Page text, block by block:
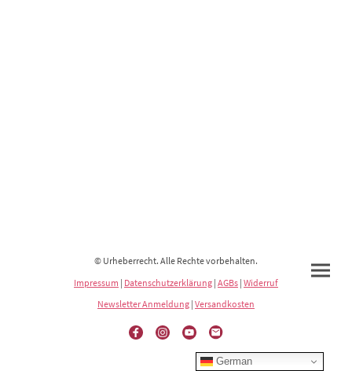
© Urheberrecht. Alle Rechte vorbehalten.
Impressum | Datenschutzerklärung | AGBs | Widerruf
Newsletter Anmeldung | Versandkosten
German